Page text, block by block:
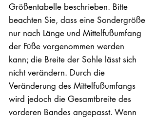
Größentabelle beschrieben. Bitte
beachten Sie, dass eine Sondergröße
nur nach Länge und Mittelfußumfang
der Füße vorgenommen werden
kann; die Breite der Sohle lässt sich
nicht verändern. Durch die
Veränderung des Mittelfußumfangs
wird jedoch die Gesamtbreite des
vorderen Bandes angepasst. Wenn